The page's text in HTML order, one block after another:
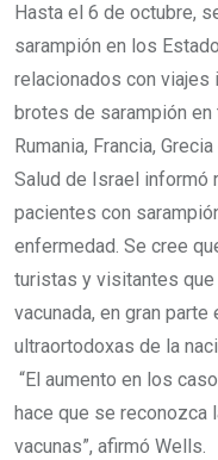
Hasta el 6 de octubre,
sarampión en los
relacionados con viajes
brotes de sarampión
Rumania, Francia,
Salud de Israel informó
pacientes con
enfermedad. Se cree
turistas y visitantes que
vacunada, en gran
ultraortodoxas de la
“El aumento en los
hace que se reconozca
vacunas”, afirmó Wells.